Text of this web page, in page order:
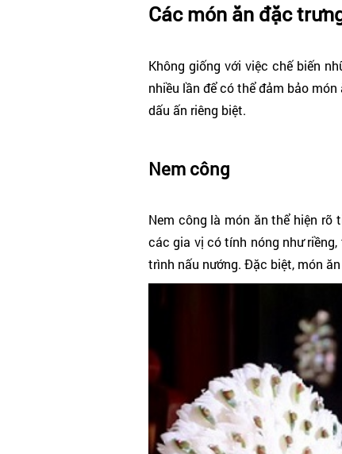
Các món ăn đặc
Không giống với việc chế biến
nhiều lần để có thể đảm bảo
dấu ấn riêng biệt.
Nem công
Nem công là món ăn thể hiện rõ
các gia vị có tính nóng như
trình nấu nướng. Đặc biệt, món